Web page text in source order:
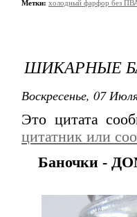
Метки: холодный фарфор без
ШИКАРНЫЕ
Воскресенье, 07
Это цитата
цитатник или
Баночки -